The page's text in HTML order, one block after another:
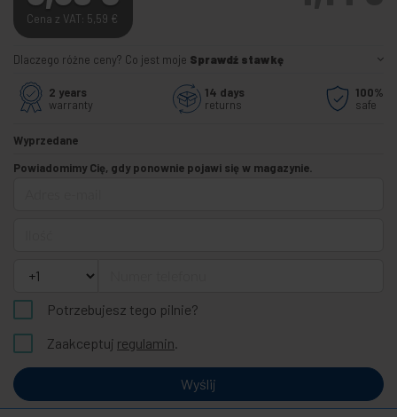
Cena z VAT: 5,59 €
Dlaczego różne ceny? Co jest moje Sprawdź stawkę
2 years
warranty
14 days
returns
100%
safe
Wyprzedane
Powiadomimy Cię, gdy ponownie pojawi się w magazynie.
Potrzebujesz tego pilnie?
Zaakceptuj regulamin.
Wyślij